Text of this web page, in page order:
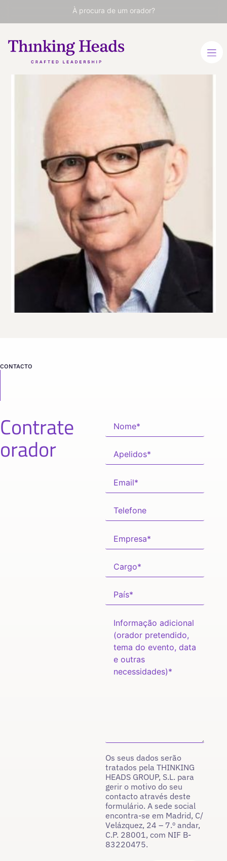
À procura de um orador?
Anatole
Kaletsky
Economista, jornalista e
presidente da Gavekal
Dragonomics
INGLÊS RUSSO
VER PERFIL
Viaja
desde
REINO UNIDO
LONDRES
CONTACTO
Contrate
orador
Os seus dados serão
tratados pela THINKING
HEADS GROUP, S.L. para
gerir o motivo do seu
contacto através deste
formulário. A sede social
encontra-se em Madrid, C/
Velázquez, 24 – 7.º andar,
C.P. 28001, com NIF B-
83220475.